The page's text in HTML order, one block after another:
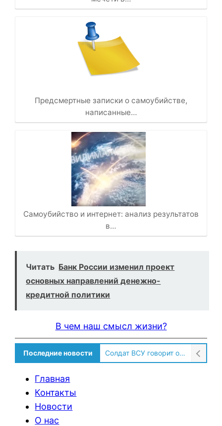
Предсмертные записки о самоубийстве,
написанные…
Самоубийство и интернет: анализ результатов
в…
Читать Банк России изменил проект
основных направлений денежно-
кредитной политики
В чем наш смысл жизни?
Последние новости Солдат ВСУ говорит о том, чтобы продавали топливо для ремонта техники в Угледаре
Главная
Контакты
Новости
О нас